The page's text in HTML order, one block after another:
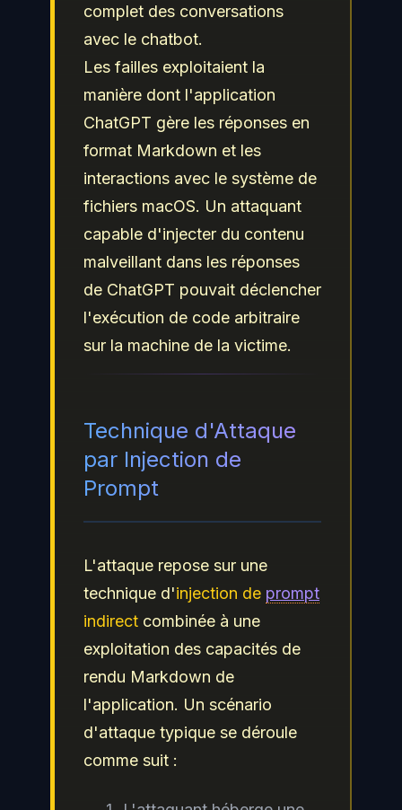
complet des conversations
avec le chatbot.
Les failles exploitaient la
manière dont l'application
ChatGPT gère les réponses en
format Markdown et les
interactions avec le système de
fichiers macOS. Un attaquant
capable d'injecter du contenu
malveillant dans les réponses
de ChatGPT pouvait déclencher
l'exécution de code arbitraire
sur la machine de la victime.
Technique d'Attaque
par Injection de
Prompt
L'attaque repose sur une
technique d'injection de prompt
indirect combinée à une
exploitation des capacités de
rendu Markdown de
l'application. Un scénario
d'attaque typique se déroule
comme suit :